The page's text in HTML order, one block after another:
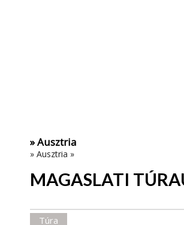
» Ausztria
» Ausztria »
MAGASLATI
Túra